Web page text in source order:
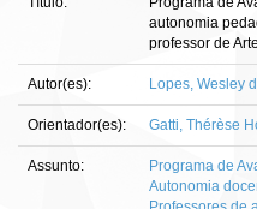
autonomia
professor de
Autor(es): Lopes, Wesley
Orientador(es): Gatti, Thérèse
Assunto:
Programa de
Autonomia